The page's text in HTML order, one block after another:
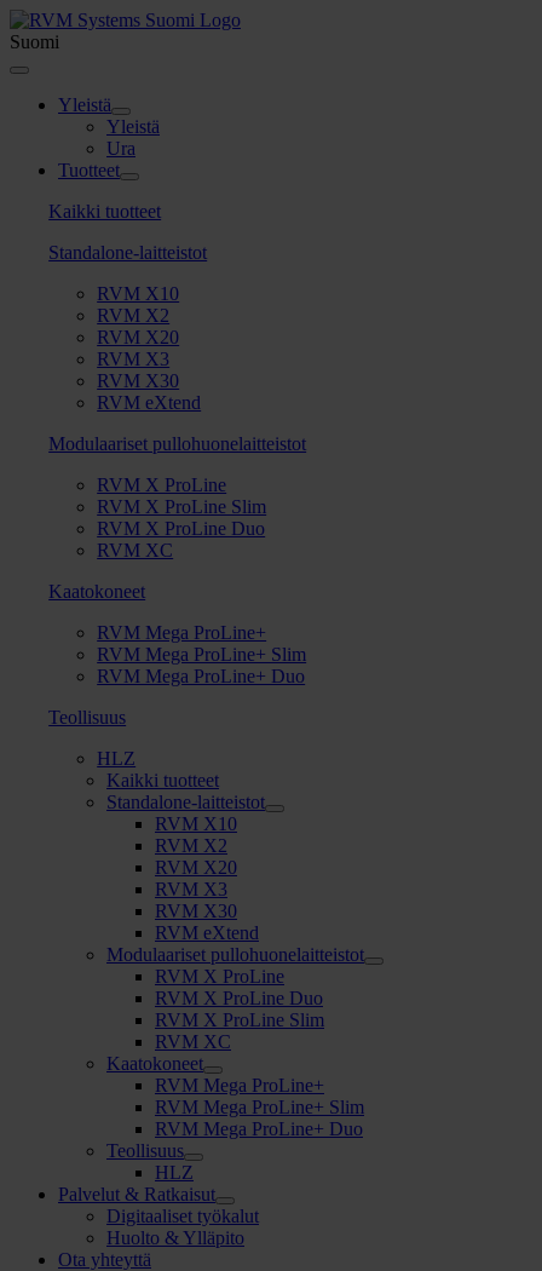
Skip
to
content
Suomi
Toggle
Navigation
Yleistä
Yleistä
Ura
Tuotteet
Kaikki tuotteet
Standalone-laitteistot
RVM X10
RVM X2
RVM X20
RVM X3
RVM X30
RVM eXtend
Modulaariset pullohuonelaitteistot
RVM X ProLine
RVM X ProLine Slim
RVM X ProLine Duo
RVM XC
Kaatokoneet
RVM Mega ProLine+
RVM Mega ProLine+ Slim
RVM Mega ProLine+ Duo
Teollisuus
HLZ
Kaikki tuotteet
Standalone-laitteistot
RVM X10
RVM X2
RVM X20
RVM X3
RVM X30
RVM eXtend
Modulaariset pullohuonelaitteistot
RVM X ProLine
RVM X ProLine Duo
RVM X ProLine Slim
RVM XC
Kaatokoneet
RVM Mega ProLine+
RVM Mega ProLine+ Slim
RVM Mega ProLine+ Duo
Teollisuus
HLZ
Palvelut & Ratkaisut
Digitaaliset työkalut
Huolto & Ylläpito
Ota yhteyttä